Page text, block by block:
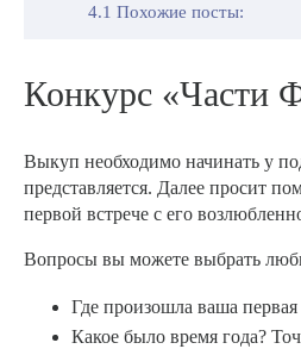
4.1 Похожие посты:
Конкурс «Части
Выкуп необходимо начинать у
представляется. Далее просит
первой встрече с его
Вопросы вы можете выбрать
Где произошла ваша первая
Какое было время года?